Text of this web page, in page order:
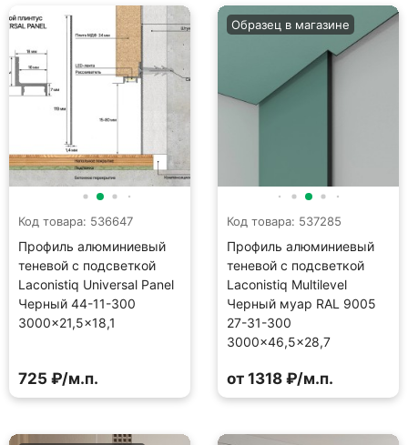
Код товара: 536647
Профиль алюминиевый
теневой с подсветкой
Laconistiq Universal Panel
Черный 44-11-300
3000×21,5×18,1
725 ₽/м.п.
Код товара: 537285
Профиль алюминиевый
теневой с подсветкой
Laconistiq Multilevel
Черный муар RAL 9005
27-31-300
3000×46,5×28,7
Образец в магазине
от 1318 ₽/м.п.